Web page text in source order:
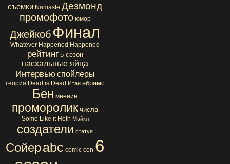
съемки Namaste Дезмонд
промофото юмор
ДжейкобФинал
Whatever Happened Happened
рейтинг 5 сезон
пасхальные яйца
Интервью спойлеры
теория Dead is Dead Итан абрамс
Бен мнение
проморолик числа
Some Like it Hoth Майкл
создатели статуя
Сойерabc comic con 6